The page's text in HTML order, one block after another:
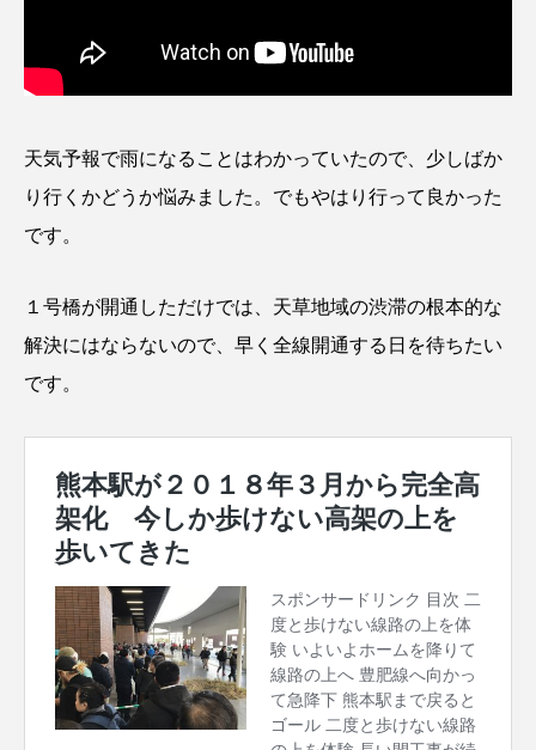
天気予報で雨になることはわかっていたので、少しばか
り行くかどうか悩みました。でもやはり行って良かった
です。
１号橋が開通しただけでは、天草地域の渋滞の根本的な
解決にはならないので、早く全線開通する日を待ちたい
です。